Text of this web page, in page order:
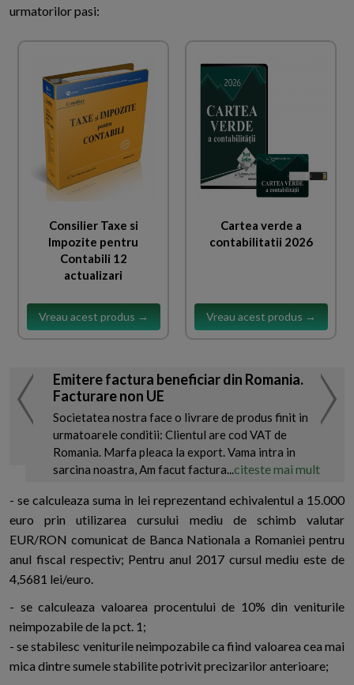
urmatorilor pasi:
Consilier Taxe si
Impozite pentru
Contabili 12
actualizari
Vreau acest produs →
Cartea verde a
contabilitatii 2026
Vreau acest produs →
Emitere factura beneficiar din Romania.
Facturare non UE
Societatea nostra face o livrare de produs finit in
urmatoarele conditii: Clientul are cod VAT de
Romania. Marfa pleaca la export. Vama intra in
sarcina noastra, Am facut factura...citeste mai mult
- se calculeaza suma in lei reprezentand echivalentul a 15.000
euro prin utilizarea cursului mediu de schimb valutar
EUR/RON comunicat de Banca Nationala a Romaniei pentru
anul fiscal respectiv; Pentru anul 2017 cursul mediu este de
4,5681 lei/euro.
- se calculeaza valoarea procentului de 10% din veniturile
neimpozabile de la pct. 1;
- se stabilesc veniturile neimpozabile ca fiind valoarea cea mai
mica dintre sumele stabilite potrivit precizarilor anterioare;